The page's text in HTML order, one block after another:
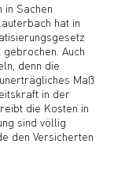
in Sachen
hat in
Auch
denn die
Maß
in der
die Kosten in
sind völlig
den Versicherten